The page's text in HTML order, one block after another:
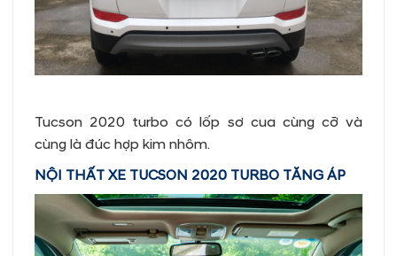
Tucson 2020 turbo có lốp sơ cua cùng cỡ và
cùng là đúc hợp kim nhôm.
NỘI THẤT XE TUCSON 2020 TURBO TĂNG ÁP